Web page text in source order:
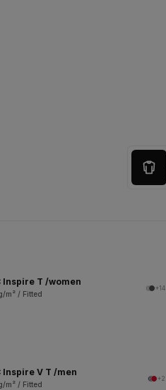
Inspire T /women
m² / Fitted
+14
Inspire V T /men
m² / Fitted
+2